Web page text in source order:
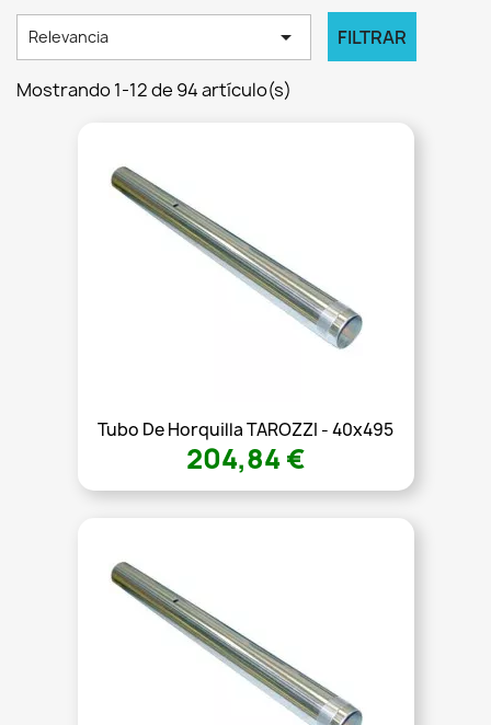
Relevancia  FILTRAR
Mostrando 1-12 de 94 artículo(s)
Tubo De Horquilla TAROZZI - 40x495
204,84 €